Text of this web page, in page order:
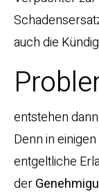
auch die
entstehen
Denn in
entgeltliche
der